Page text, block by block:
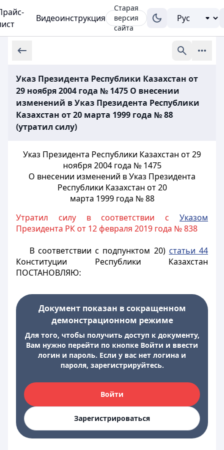
Видеоинструкция
Старая
версия
сайта
Указ Президента Республики Казахстан от
29 ноября 2004 года № 1475 О внесении
изменений в Указ Президента Республики
Казахстан от 20 марта 1999 года № 88
(утратил силу)
Указ Президента Республики Казахстан от 29
ноября 2004 года № 1475
О внесении изменений в Указ Президента
Республики Казахстан от 20
марта 1999 года № 88
Утратил силу в соответствии с Указом
Президента РК от 12 февраля 2019 года № 838
В соответствии с подпунктом 20) статьи 44
Конституции Республики Казахстан
ПОСТАНОВЛЯЮ:
Документ показан в сокращенном
демонстрационном режиме
Для того, чтобы получить доступ к документу,
Вам нужно перейти по кнопке Войти и ввести
логин и пароль. Если у вас нет логина и
пароля, зарегистрируйтесь.
Войти
Зарегистрироваться